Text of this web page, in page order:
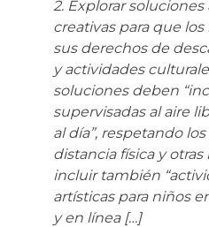
2. Explorar
creativas para que
sus derechos de
y actividades
soluciones deben
supervisadas al aire
al día”, respetando
distancia física y
incluir también
artísticas para niños
y en línea […]